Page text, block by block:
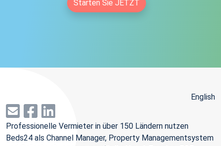
Starten Sie JETZT
English
Professionelle Vermieter in über 150 Ländern nutzen
Beds24 als Channel Manager, Property Managementsystem